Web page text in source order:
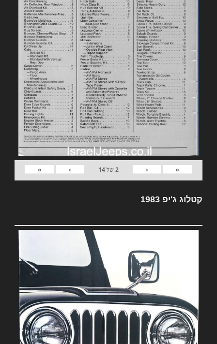
«
‹
2של14
›
»
קטלוג ג'יפ 1983